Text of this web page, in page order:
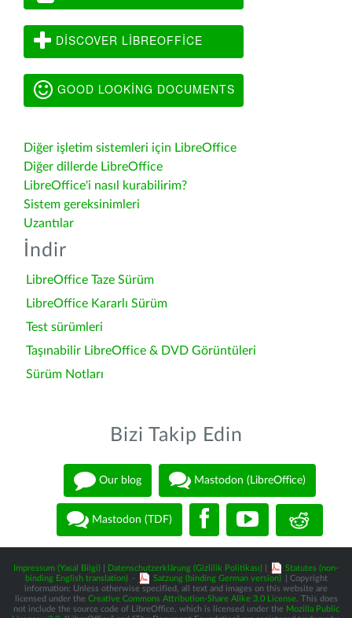
DISCOVER LIBREOFFICE
GOOD LOOKING DOCUMENTS
Diğer işletim sistemleri için LibreOffice
Diğer dillerde LibreOffice
LibreOffice'i nasıl kurabilirim?
Sistem gereksinimleri
Uzantılar
İndir
LibreOffice Taze Sürüm
LibreOffice Kararlı Sürüm
Test sürümleri
Taşınabilir LibreOffice & DVD Görüntüleri
Sürüm Notları
Bizi Takip Edin
Our blog Mastodon (LibreOffice)
Mastodon (TDF)
Impressum (Yasal Bilgi) Datenschutzerklärung (Gizlilik Politikası)
Statutes (non-
binding English translation) - Satzung (binding German version)
| Copyright
information: Unless otherwise specified, all text and images on this website are
licensed under the Creative Commons Attribution-Share Alike 3.0 License. This does
not include the source code of LibreOffice, which is licensed under the Mozilla Public